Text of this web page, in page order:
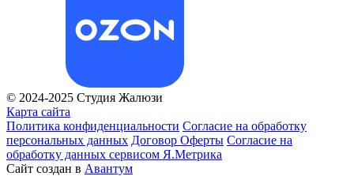
© 2024-2025 Студия Жалюзи
Карта сайта
Политика конфиденциальности Согласие на обработку
персональных данных Договор Оферты Согласие на
обработку данных сервисом Я.Метрика
Сайт создан в Авантум